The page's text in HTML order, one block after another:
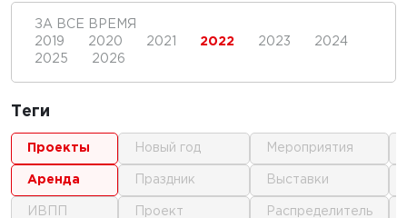
ЗА ВСЕ ВРЕМЯ
2019
2020 2021 2022 2023
2024
2025
2026
Теги
проекты
аренда
ИВПП
новый год
праздник
проект
мероприятия
выставки
распределитель